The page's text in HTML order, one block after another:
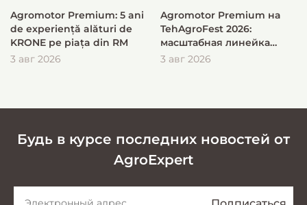
Agromotor Premium: 5 ani
de experiență alături de
KRONE pe piața din RM
3 авг 2026
Agromotor Premium на
TehAgroFest 2026:
масштабная линейка
KRONE для быстрой и
3 авг 2026
Будь в курсе последних новостей от
AgroExpert